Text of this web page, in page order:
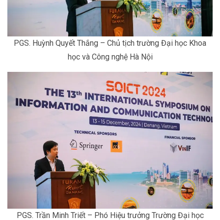
PGS. Huỳnh Quyết Thắng – Chủ tịch trường Đại học Khoa
học và Công nghệ Hà Nội
PGS. Trần Minh Triết – Phó Hiệu trưởng Trường Đại học